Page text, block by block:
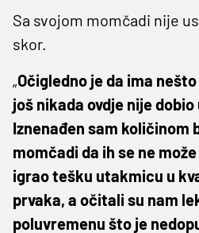
Sa svojom momčadi nije
skor.
„Očigledno je da ima
još nikada ovdje nije
Iznenađen sam količinom
momčadi da ih se ne
igrao tešku utakmicu u
prvaka, a očitali su nam
poluvremenu što je